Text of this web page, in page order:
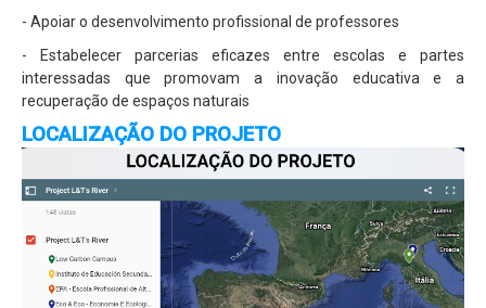
Plano Nacional das Artes
Parlamento dos Jovens
Junior Achievement
Escola Embaixadora do PE
Política de Qualidade
Documento Base
Plano de Atividades
- Apoiar o desenvolvimento profissional de professores
- Estabelecer parcerias eficazes entre escolas e partes
interessadas que promovam a inovação educativa e a
recuperação de espaços naturais
LOCALIZAÇÃO DO PROJETO